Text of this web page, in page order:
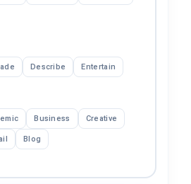
Describe Entertain
Business Creative
Blog